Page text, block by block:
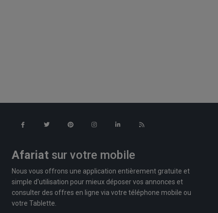
Afariat sur votre mobile
Nous vous offrons une application entièrement gratuite et
simple d'utilisation pour mieux déposer vos annonces et
consulter des offres en ligne via votre téléphone mobile ou
votre Tablette.